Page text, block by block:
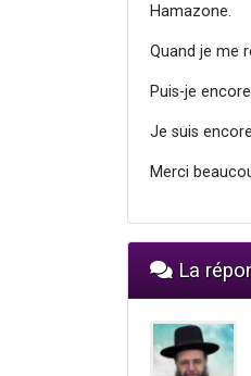
Hamazone.
Quand je me
Puis-je
Je suis
Merci
La